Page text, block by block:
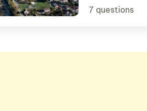
7 questions